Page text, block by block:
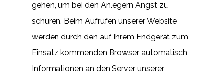
gehen, um bei den Anlegern Angst zu
schüren. Beim Aufrufen unserer Website
werden durch den auf Ihrem Endgerät zum
Einsatz kommenden Browser automatisch
Informationen an den Server unserer